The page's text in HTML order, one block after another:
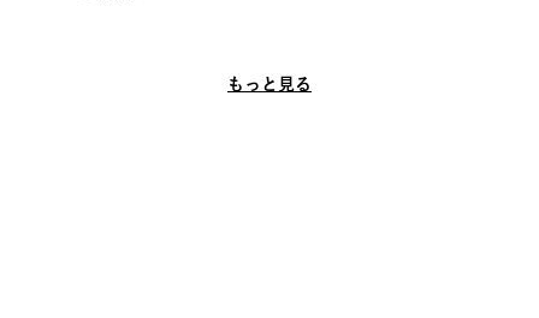
もっと見る